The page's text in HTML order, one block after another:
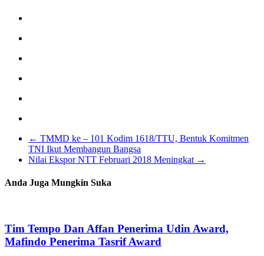
← TMMD ke – 101 Kodim 1618/TTU, Bentuk Komitmen
TNI Ikut Membangun Bangsa
Nilai Ekspor NTT Februari 2018 Meningkat →
Anda Juga Mungkin Suka
Tim Tempo Dan Affan Penerima Udin Award,
Mafindo Penerima Tasrif Award